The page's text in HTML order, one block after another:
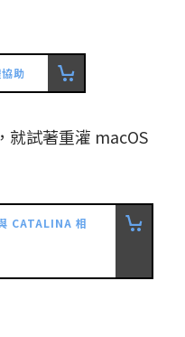
助
就試著重灌 macOS
CATALINA 相